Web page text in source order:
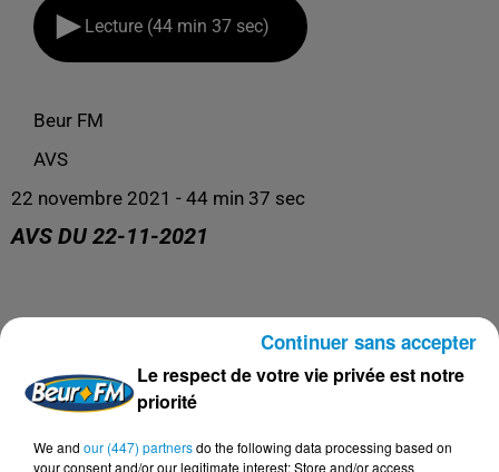
Lecture (44 min 37 sec)
Beur FM
AVS
22 novembre 2021 - 44 min 37 sec
AVS DU 22-11-2021
Le meilleur de la santé, de l'éducation et du bien être !
Le respect de votre vie privée est notre
priorité
We and our (447) partnersdo the following data processing based on
your consent and/or our legitimate interest: Store and/or access
Continuer sans accepter